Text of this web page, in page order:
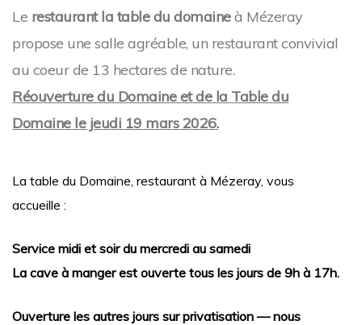
Le restaurant la table du domaineà Mézeray
propose une salle agréable, un restaurant convivial
au coeur de 13 hectares de nature.
Réouverture du Domaine et de la Table du
Domaine le jeudi 19 mars 2026.
La table du Domaine, restaurant à Mézeray, vous
accueille :
Service midi et soir du mercredi au samedi
La cave à manger est ouverte tous les jours de 9h à 17h.
Ouverture les autres jours sur privatisation — nous